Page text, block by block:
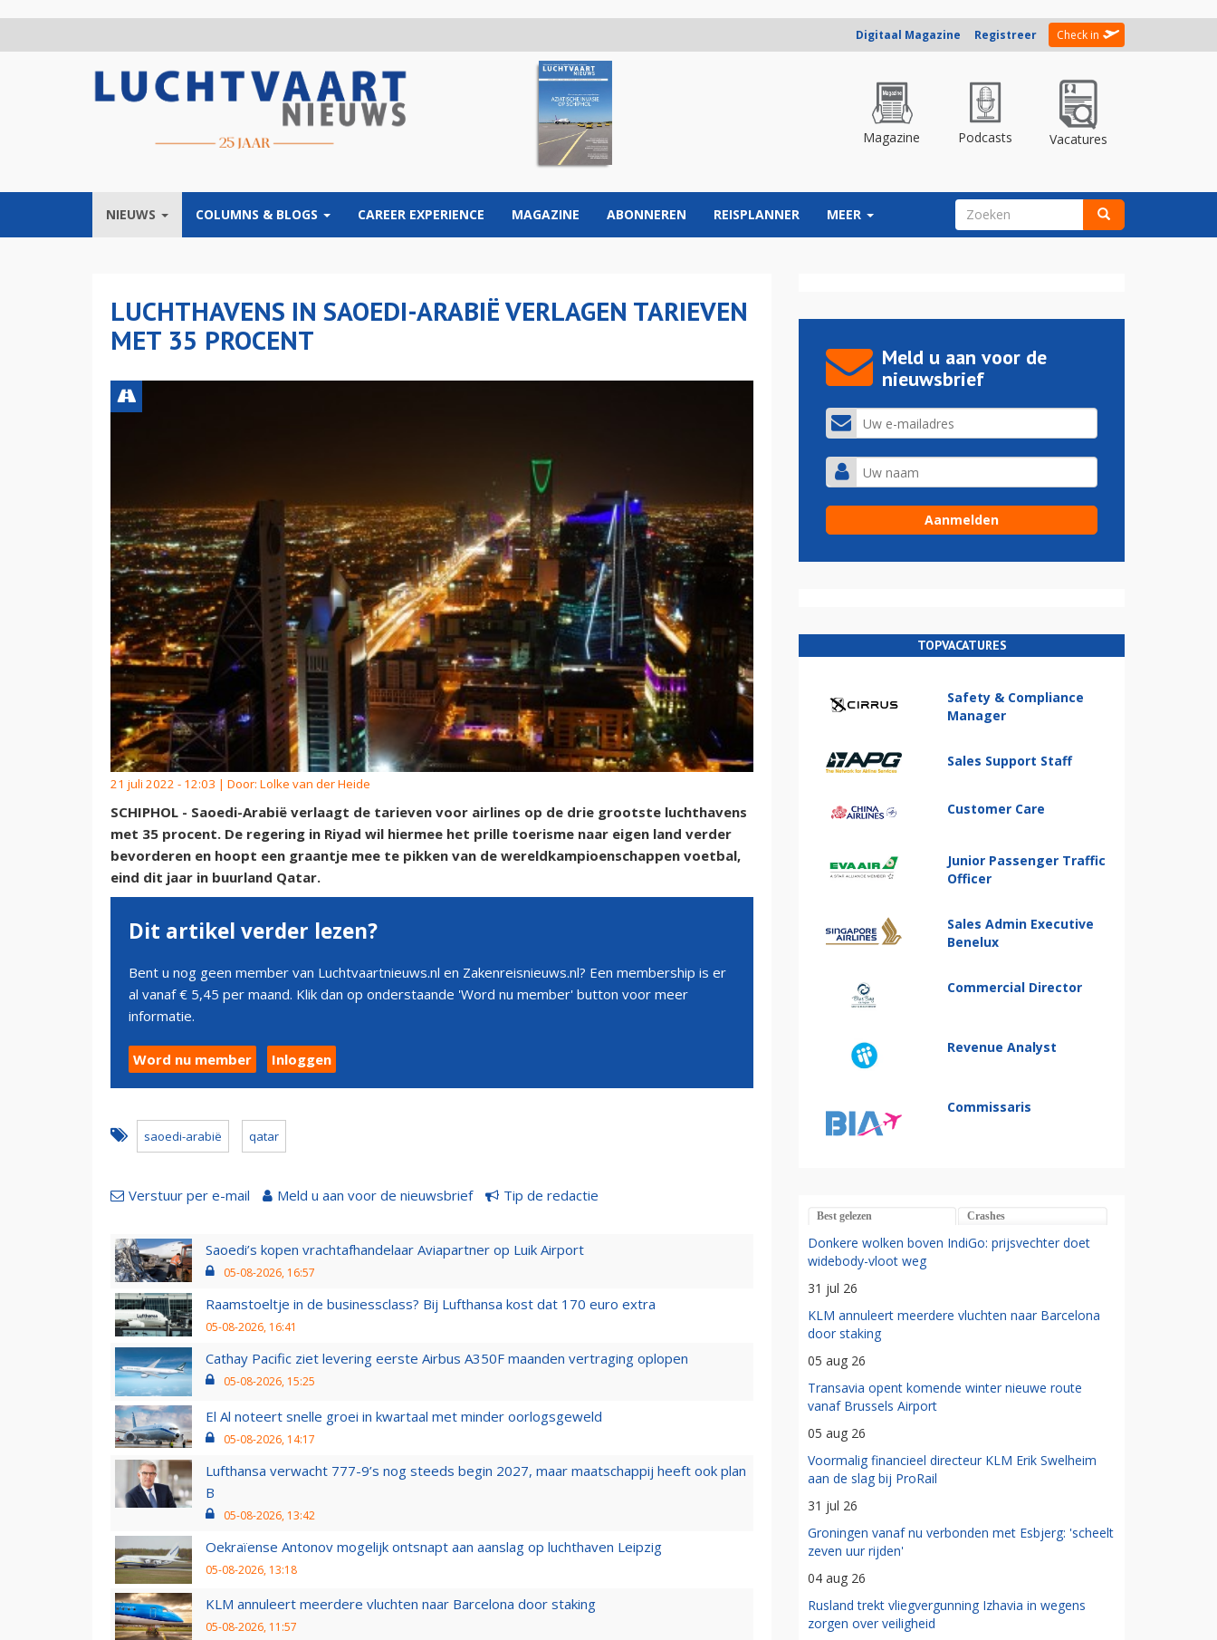
Digitaal Magazine Registreer Check in
Magazine Podcasts Vacatures
NIEUWS COLUMNS & BLOGS CAREER EXPERIENCE MAGAZINE ABONNEREN REISPLANNER MEER ZOEKVELD
LUCHTHAVENS IN SAOEDI-ARABIË VERLAGEN TARIEVEN
MET 35 PROCENT
21 juli 2022 - 12:03 | Door: Lolke van der Heide
SCHIPHOL - Saoedi-Arabië verlaagt de tarieven voor airlines op de drie grootste luchthavens
met 35 procent. De regering in Riyad wil hiermee het prille toerisme naar eigen land verder
bevorderen en hoopt een graantje mee te pikken van de wereldkampioenschappen voetbal,
eind dit jaar in buurland Qatar.
Dit artikel verder lezen?
Bent u nog geen member van Luchtvaartnieuws.nl en Zakenreisnieuws.nl? Een membership is er
al vanaf € 5,45 per maand. Klik dan op onderstaande 'Word nu member' button voor meer
informatie.
Word nu member Inloggen
saoedi-arabië qatar
Verstuur per e-mail Meld u aan voor de nieuwsbrief Tip de redactie
Saoedi’s kopen vrachtafhandelaar Aviapartner op Luik Airport
05-08-2026, 16:57
Raamstoeltje in de businessclass? Bij Lufthansa kost dat 170 euro extra
05-08-2026, 16:41
Cathay Pacific ziet levering eerste Airbus A350F maanden vertraging oplopen
05-08-2026, 15:25
El Al noteert snelle groei in kwartaal met minder oorlogsgeweld
05-08-2026, 14:17
Lufthansa verwacht 777-9’s nog steeds begin 2027, maar maatschappij heeft ook plan
B
05-08-2026, 13:42
Oekraïense Antonov mogelijk ontsnapt aan aanslag op luchthaven Leipzig
05-08-2026, 13:18
KLM annuleert meerdere vluchten naar Barcelona door staking
05-08-2026, 11:57
Meld u aan voor de
nieuwsbrief
TOPVACATURES
Safety & Compliance
Manager
Sales Support Staff
Customer Care
Junior Passenger Traffic
Officer
Sales Admin Executive
Benelux
Commercial Director
Revenue Analyst
Commissaris
Best gelezen Crashes
Donkere wolken boven IndiGo: prijsvechter doet
widebody-vloot weg
31 jul 26
KLM annuleert meerdere vluchten naar Barcelona
door staking
05 aug 26
Transavia opent komende winter nieuwe route
vanaf Brussels Airport
05 aug 26
Voormalig financieel directeur KLM Erik Swelheim
aan de slag bij ProRail
31 jul 26
Groningen vanaf nu verbonden met Esbjerg: 'scheelt
zeven uur rijden'
04 aug 26
Rusland trekt vliegvergunning Izhavia in wegens
zorgen over veiligheid